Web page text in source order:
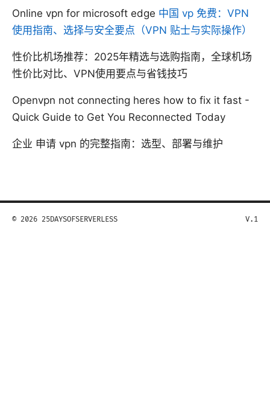
Online vpn for microsoft edge 中国 vp 免费：VPN
使用指南、选择与安全要点（VPN 贴士与实际操作）
性价比机场推荐：2025年精选与选购指南，全球机场
性价比对比、VPN使用要点与省钱技巧
Openvpn not connecting heres how to fix it fast -
Quick Guide to Get You Reconnected Today
企业 申请 vpn 的完整指南：选型、部署与维护
© 2026 25DAYSOFSERVERLESS V.1